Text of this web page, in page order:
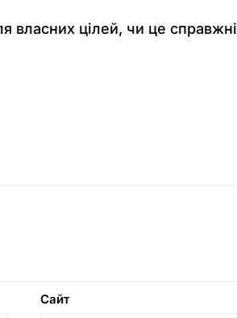
власних цілей, чи це справжні
Сайт